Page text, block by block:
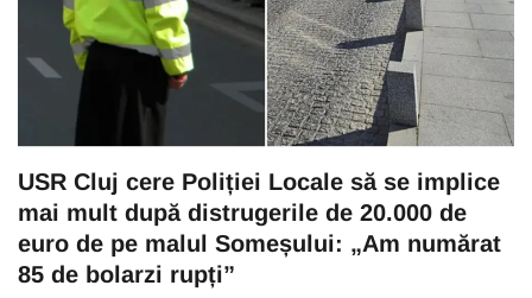
USR Cluj cere Poliției Locale să se implice
mai mult după distrugerile de 20.000 de
euro de pe malul Someșului: „Am numărat
85 de bolarzi rupți”